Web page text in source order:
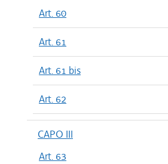
Art. 60
Art. 61
Art. 61 bis
Art. 62
CAPO III
Art. 63